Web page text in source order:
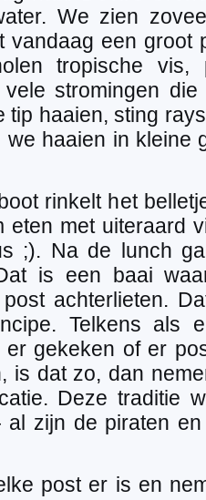
We zien
vandaag een groot
tropische
stromingen
tip haaien, sting
we haaien in kleine
rinkelt het
eten met uiteraard
;). Na de lunch
is een baai
achterlieten.
Telkens als
er gekeken of er
is dat zo, dan
Deze traditie
zijn de piraten
post er is en